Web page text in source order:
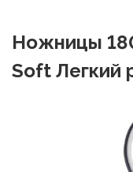
Ножницы
Soft Легкий